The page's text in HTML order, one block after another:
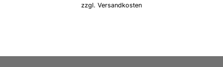
zzgl. Versandkosten